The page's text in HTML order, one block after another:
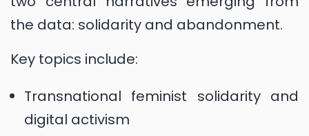
the data: solidarity and abandonment.
Key topics include:
Transnational feminist solidarity and
digital activism